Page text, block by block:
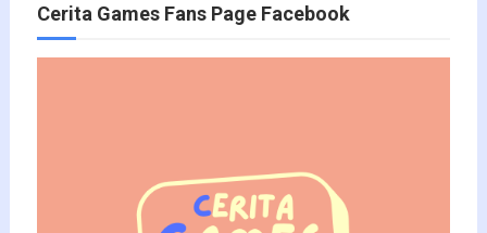
Cerita Games Fans Page Facebook